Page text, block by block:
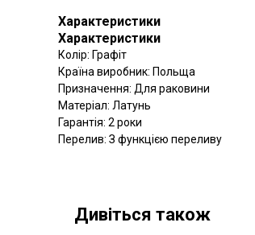
Характеристики
Характеристики
Колір: Графіт
Країна виробник: Польща
Призначення: Для раковини
Матеріал: Латунь
Гарантія: 2 роки
Перелив: З функцією переливу
Дивіться також